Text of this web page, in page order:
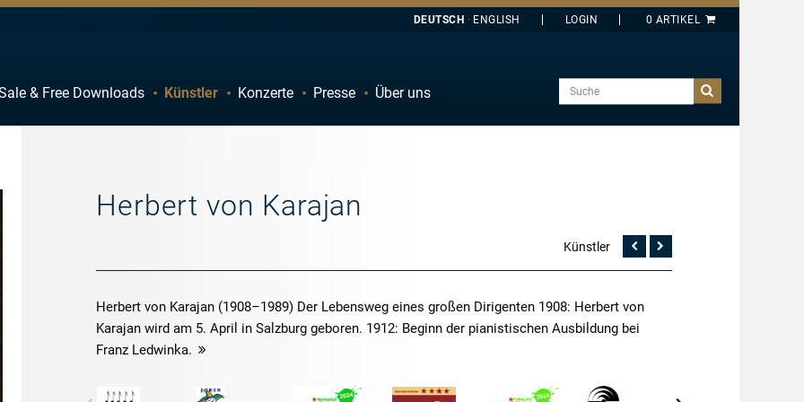
S
DEUTSCH ENGLISH
& Free Downloads Künstler Konzerte Presse Über uns
Herbert von Karajan
Künstler
Vorherige
SeiteSeite
Herbert von Karajan (1908–1989) Der Lebensweg eines großen Dirigenten 1908: Herbert von
Karajan wird am 5. April in Salzburg geboren. 1912: Beginn der pianistischen Ausbildung bei
Franz Ledwinka.